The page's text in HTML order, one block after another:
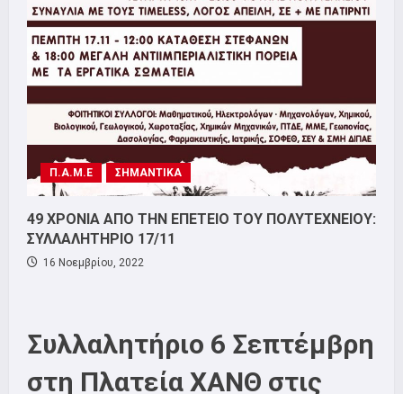
Π.Α.Μ.Ε ΣΗΜΑΝΤΙΚΑ
49 ΧΡΟΝΙΑ ΑΠΟ ΤΗΝ ΕΠΕΤΕΙΟ ΤΟΥ ΠΟΛΥΤΕΧΝΕΙΟΥ:
ΣΥΛΛΑΛΗΤΗΡΙΟ 17/11
16 Νοεμβρίου, 2022
Συλλαλητήριο 6 Σεπτέμβρη
στη Πλατεία ΧΑΝΘ στις